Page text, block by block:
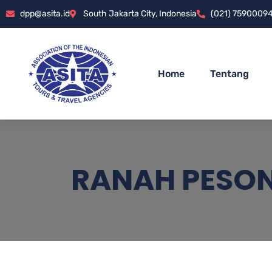
dpp@asita.id South Jakarta City, Indonesia (021)
Home Tentang
RANAH